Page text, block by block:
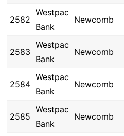
2582
Westpac
Bank
Newcomb
2583
Westpac
Bank
Newcomb
2584
Westpac
Bank
Newcomb
2585
Westpac
Bank
Newcomb